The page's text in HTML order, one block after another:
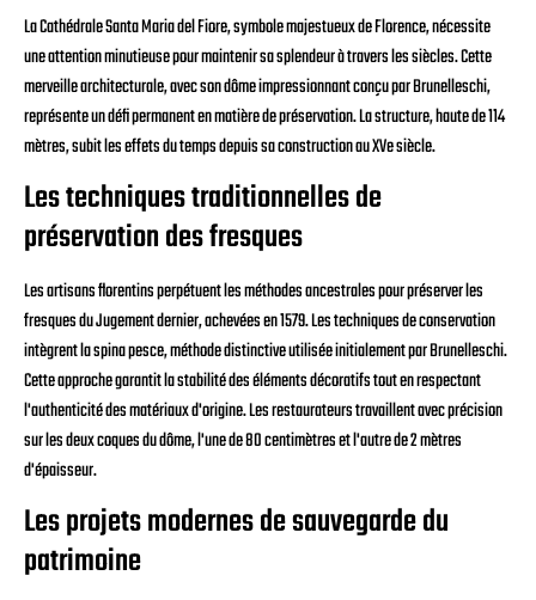
La Cathédrale Santa Maria del Fiore, symbole majestueux de Florence, nécessite
une attention minutieuse pour maintenir sa splendeur à travers les siècles. Cette
merveille architecturale, avec son dôme impressionnant conçu par Brunelleschi,
représente un défi permanent en matière de préservation. La structure, haute de 114
mètres, subit les effets du temps depuis sa construction au XVe siècle.
Les techniques traditionnelles de
préservation des fresques
Les artisans florentins perpétuent les méthodes ancestrales pour préserver les
fresques du Jugement dernier, achevées en 1579. Les techniques de conservation
intègrent la spina pesce, méthode distinctive utilisée initialement par Brunelleschi.
Cette approche garantit la stabilité des éléments décoratifs tout en respectant
l'authenticité des matériaux d'origine. Les restaurateurs travaillent avec précision
sur les deux coques du dôme, l'une de 80 centimètres et l'autre de 2 mètres
d'épaisseur.
Les projets modernes de sauvegarde du
patrimoine